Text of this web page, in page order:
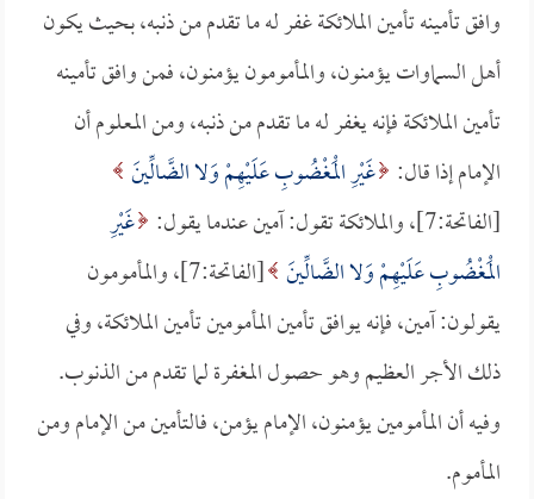
وافق تأمينه تأمين الملائكة غفر له ما تقدم من ذنبه، بحيث يكون
أهل السماوات يؤمنون، والمأمومون يؤمنون، فمن وافق تأمينه
تأمين الملائكة فإنه يغفر له ما تقدم من ذنبه، ومن المعلوم أن
الإمام إذا قال: غَيْرِ الْمَغْضُوبِ عَلَيْهِمْ وَلا الضَّالِّينَ
[الفاتحة:7]، والملائكة تقول: آمين عندما يقول:
غَيْرِ
الْمَغْضُوبِ عَلَيْهِمْ وَلا الضَّالِّينَ
[الفاتحة:7]، والمأمومون
يقولون: آمين، فإنه يوافق تأمين المأمومين تأمين الملائكة، وفي
ذلك الأجر العظيم وهو حصول المغفرة لما تقدم من الذنوب.
وفيه أن المأمومين يؤمنون، الإمام يؤمن، فالتأمين من الإمام ومن
المأموم.